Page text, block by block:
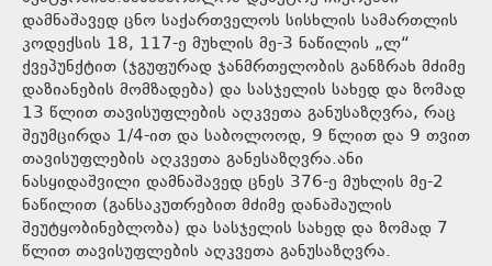
დამნაშავედ ცნო საქართველოს სისხლის სამართლის
კოდექსის 18, 117-ე მუხლის მე-3 ნაწილის „ლ“
ქვეპუნქტით (ჯგუფურად ჯანმრთელობის განზრახ მძიმე
დაზიანების მომზადება) და სასჯელის სახედ და ზომად
13 წლით თავისუფლების აღკვეთა განუსაზღვრა, რაც
შეუმცირდა 1/4-ით და საბოლოოდ, 9 წლით და 9 თვით
თავისუფლების აღკვეთა განესაზღვრა.ანი
ნასყიდაშვილი დამნაშავედ ცნეს 376-ე მუხლის მე-2
ნაწილით (განსაკუთრებით მძიმე დანაშაულის
შეუტყობინებლობა) და სასჯელის სახედ და ზომად 7
წლით თავისუფლების აღკვეთა განუსაზღვრა.